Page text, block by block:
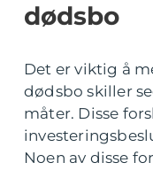
dødsbo
Det er viktig å
dødsbo skiller
måter. Disse
Noen av disse